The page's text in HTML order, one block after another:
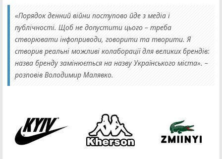
«Порядок денний війни поступово йде з медіа і
публічності. Щоб не допустити цього – треба
створювати інфоприводи, говорити та творити. Я
створив реальні можливі колаборації для великих брендів:
назва бренду замінюється на назву Українського міста». –
розповів Володимир Малявко.